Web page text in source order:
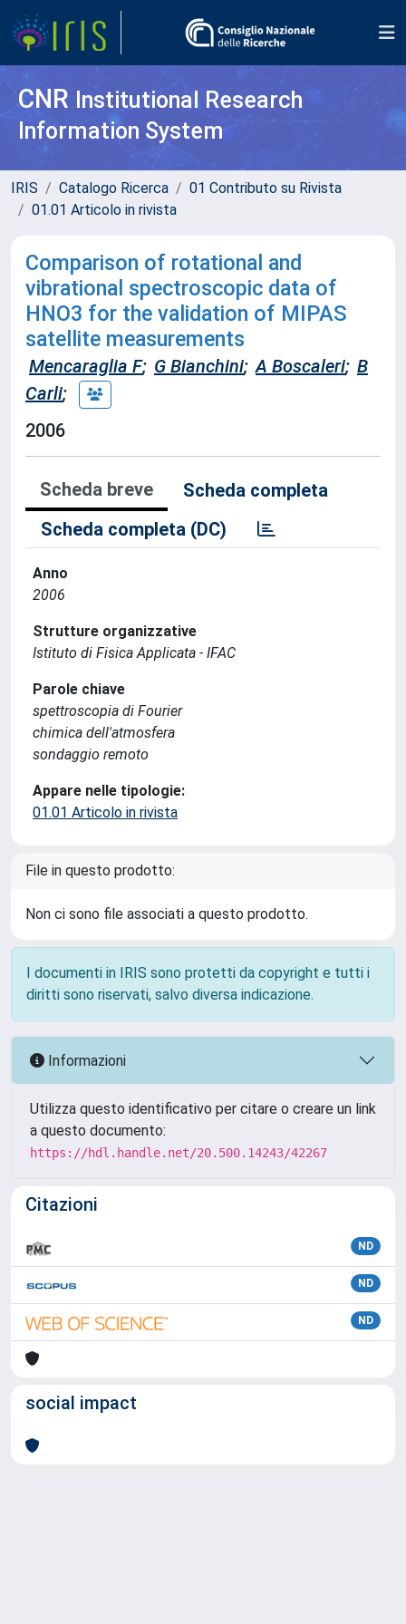
CNR Institutional Research
Information System
IRIS Catalogo Ricerca
01 Contributo su Rivista
01.01 Articolo in rivista
Comparison of rotational and
vibrational spectroscopic data of
HNO3 for the validation of MIPAS
satellite measurements
Mencaraglia F; G Bianchini; A Boscaleri; B
Carli;
2006
Scheda breve
Scheda completa
Scheda completa (DC)
Anno
2006
Strutture organizzative
Istituto di Fisica Applicata - IFAC
Parole chiave
spettroscopia di Fourier
chimica dell'atmosfera
sondaggio remoto
Appare nelle tipologie:
01.01 Articolo in rivista
File in questo prodotto:
Non ci sono file associati a questo prodotto.
I documenti in IRIS sono protetti da copyright e tutti i
diritti sono riservati, salvo diversa indicazione.
Informazioni
Utilizza questo identificativo per citare o creare un link
a questo documento:
https://hdl.handle.net/20.500.14243/42267
Citazioni
ND
ND
ND
social impact